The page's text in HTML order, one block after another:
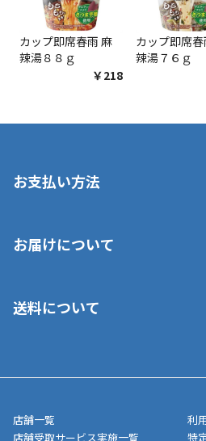
カップ即席春雨 麻
辣湯８８ｇ
￥218
カップ即席
辣湯７６ｇ
お支払い方法
いいただくことはできません。ご了承
■代金引換(代引)※手数料がかかります
■商品によっては一部決済方法が使用
お届けについて
ご注文が確認出来次第、1～4営業日
業日にてお引渡しとなります。(離島
メーカー直送品など一部商品につい
制限がかかる場合がございます。ま
送料について
店舗一覧
店舗受取サービス実施一覧
利
特